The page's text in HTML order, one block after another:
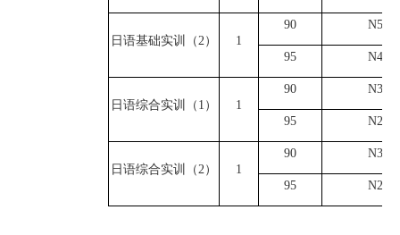
日语基础实训（ 2） 1
90 N5
95 N4
日语综合实训（ 1） 1
90 N3
95 N2
日语综合实训（ 2） 1
90 N3
95 N2